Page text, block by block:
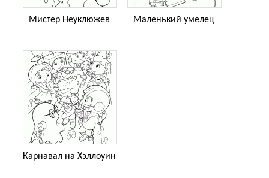
Мистер Неуклюжев Маленький умелец
Карнавал на Хэллоуин